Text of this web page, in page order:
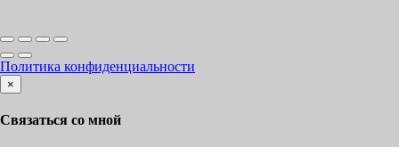
Политика конфиденциальности
×
Связаться со мной